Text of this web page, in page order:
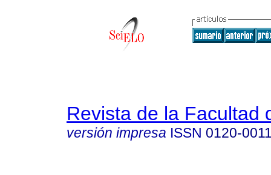
Revista de la Facultad
versión impresa ISSN 0120-